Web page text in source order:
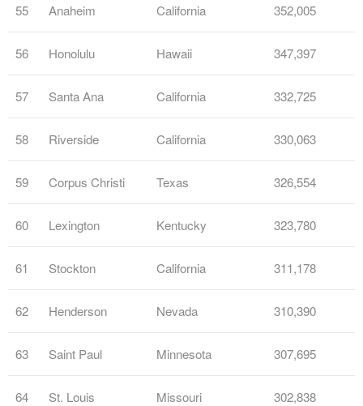
55 Anaheim California 352,005
56 Honolulu Hawaii 347,397
57 Santa Ana California 332,725
58 Riverside California 330,063
59 Corpus Christi Texas 326,554
60 Lexington Kentucky 323,780
61 Stockton California 311,178
62 Henderson Nevada 310,390
63 Saint Paul Minnesota 307,695
64 St. Louis Missouri 302,838